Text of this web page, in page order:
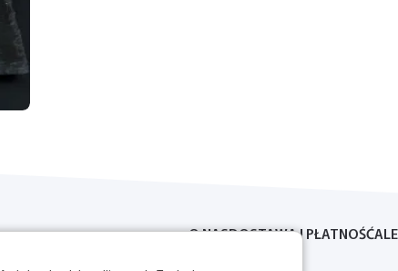
O NASDOSTAWA I PŁATNOŚĆ